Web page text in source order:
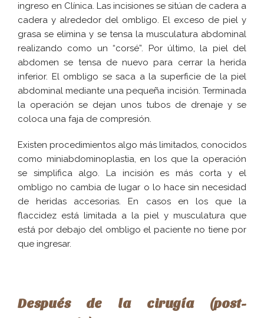
ingreso en Clínica. Las incisiones se sitúan de cadera a
cadera y alrededor del ombligo. El exceso de piel y
grasa se elimina y se tensa la musculatura abdominal
realizando como un “corsé”. Por último, la piel del
abdomen se tensa de nuevo para cerrar la herida
inferior. El ombligo se saca a la superficie de la piel
abdominal mediante una pequeña incisión. Terminada
la operación se dejan unos tubos de drenaje y se
coloca una faja de compresión.
Existen procedimientos algo más limitados, conocidos
como miniabdominoplastia, en los que la operación
se simplifica algo. La incisión es más corta y el
ombligo no cambia de lugar o lo hace sin necesidad
de heridas accesorias. En casos en los que la
flaccidez está limitada a la piel y musculatura que
está por debajo del ombligo el paciente no tiene por
que ingresar.
Después de la cirugía (post-